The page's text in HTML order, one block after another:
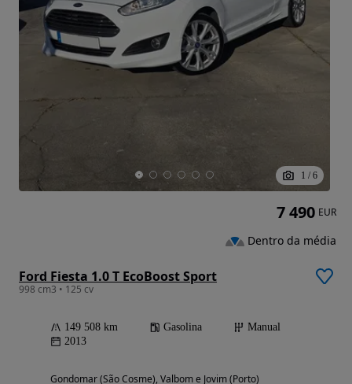
1 / 6
Ford Fiesta 1.0 T EcoBoost Sport
998 cm3 • 125 cv
149 508 km Gasolina
Manual
2013
Gondomar (São Cosme), Valbom e Jovim (Porto)
7 490 EUR
Dentro da média